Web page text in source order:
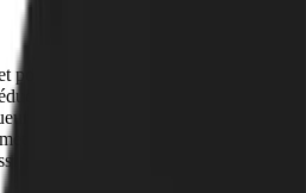
une faible conductivité
de l’épaisseur du complexe
et quantités de fixations et
d’obtenir une solution optimale
bien au niveau technique